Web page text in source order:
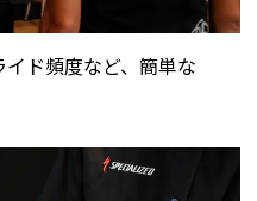
ド頻度など、簡単な